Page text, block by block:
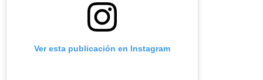
Ver esta publicación en Instagram